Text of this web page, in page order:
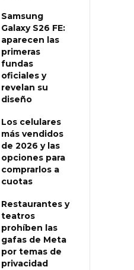
Samsung
Galaxy S26 FE:
aparecen las
primeras
fundas
oficiales y
revelan su
diseño
Los celulares
más vendidos
de 2026 y las
opciones para
comprarlos a
cuotas
Restaurantes y
teatros
prohíben las
gafas de Meta
por temas de
privacidad